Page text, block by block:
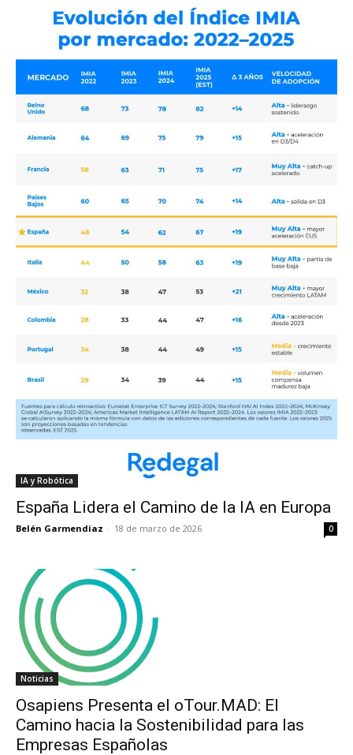
IA y Robótica
España Lidera el Camino de la IA en Europa
Belén Garmendiaz - 18 de marzo de 2026 0
Noticias
Osapiens Presenta el oTour.MAD: El
Camino hacia la Sostenibilidad para las
Empresas Españolas